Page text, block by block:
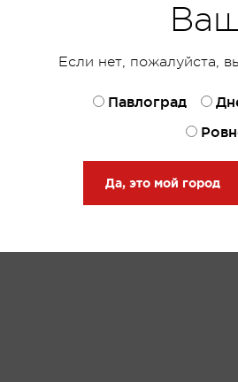
Если нет, пожалуйста,
Павлоград
Да, это мой город